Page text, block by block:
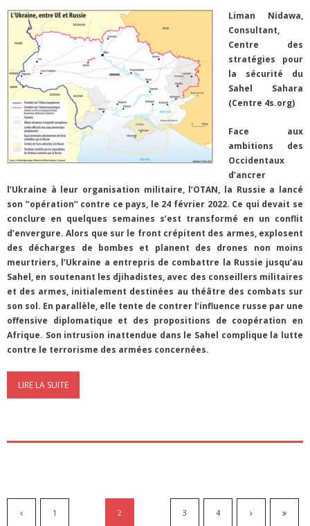
Liman Nidawa,
Consultant,
Centre des
stratégies pour
la sécurité du
Sahel Sahara
(Centre 4s.org)
Face aux
ambitions des
Occidentaux
d’ancrer
l’Ukraine à leur organisation militaire, l’OTAN, la Russie a lancé
son ‘’opération’’ contre ce pays, le 24 février 2022. Ce qui devait se
conclure en quelques semaines s’est transformé en un conflit
d’envergure. Alors que sur le front crépitent des armes, explosent
des décharges de bombes et planent des drones non moins
meurtriers, l’Ukraine a entrepris de combattre la Russie jusqu’au
Sahel, en soutenant les djihadistes, avec des conseillers militaires
et des armes, initialement destinées au théâtre des combats sur
son sol. En parallèle, elle tente de contrer l’influence russe par une
offensive diplomatique et des propositions de coopération en
Afrique. Son intrusion inattendue dans le Sahel complique la lutte
contre le terrorisme des armées concernées.
LIRE LA SUITE
1 2 3 4